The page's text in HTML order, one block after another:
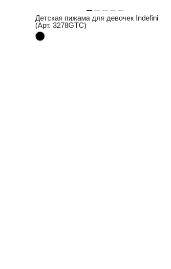
Детская пижама для девочек Indefini
(Арт. 3278GTC)